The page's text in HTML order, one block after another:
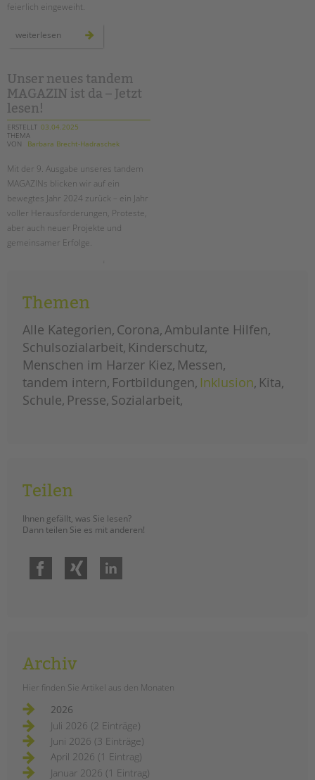
TANDEM BTL AKADEMIE
Zertfikatskurse
Seminarräume
STADTTEILARBEIT
PROFIL | LEITBILD
Kinder- und Jugendschutz
Unsere Videos
Gesellschafter VdK
schoolcoach BTL
tandem international
Stellenangebote
tandem als Arbeitgeberin
NEWS/BLOG
unkuerzbar
Briefe an Kai
Impressum
Datenschutz
Hinweisgebersystem
Intranet
feierlich eingeweiht.
weiterlesen
modularer
charlotte-
pfeffer-
schule
feierlich
Unser neues tandem
MAGAZIN ist da – Jetzt
lesen!
ERSTELLT 03.04.2025
THEMA
VON
Barbara Brecht-Hadraschek
Mit der 9. Ausgabe unseres tandem
MAGAZINs blicken wir auf ein
bewegtes Jahr 2024 zurück – ein Jahr
voller Herausforderungen, Proteste,
aber auch neuer Projekte und
gemeinsamer Erfolge.
ist
da
jetzt
lesen!
Themen
Alle Kategorien Corona Ambulante Hilfen
Schulsozialarbeit Kinderschutz
Menschen im Harzer Kiez Messen
tandem intern Fortbildungen Inklusion Kita
Schule Presse Sozialarbeit
Teilen
Ihnen gefällt, was Sie lesen?
Dann teilen Sie es mit anderen!
Facebook
Archiv
Hier finden Sie Artikel aus den Monaten
2026
Juli 2026 (2 Einträge)
Juni 2026 (3 Einträge)
April 2026 (1 Eintrag)
Januar 2026 (1 Eintrag)